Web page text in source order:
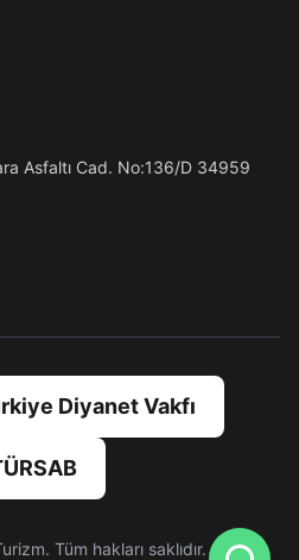
Asfaltı Cad. No:136/D 34959
Diyanet Vakfı
Tüm hakları saklıdır.